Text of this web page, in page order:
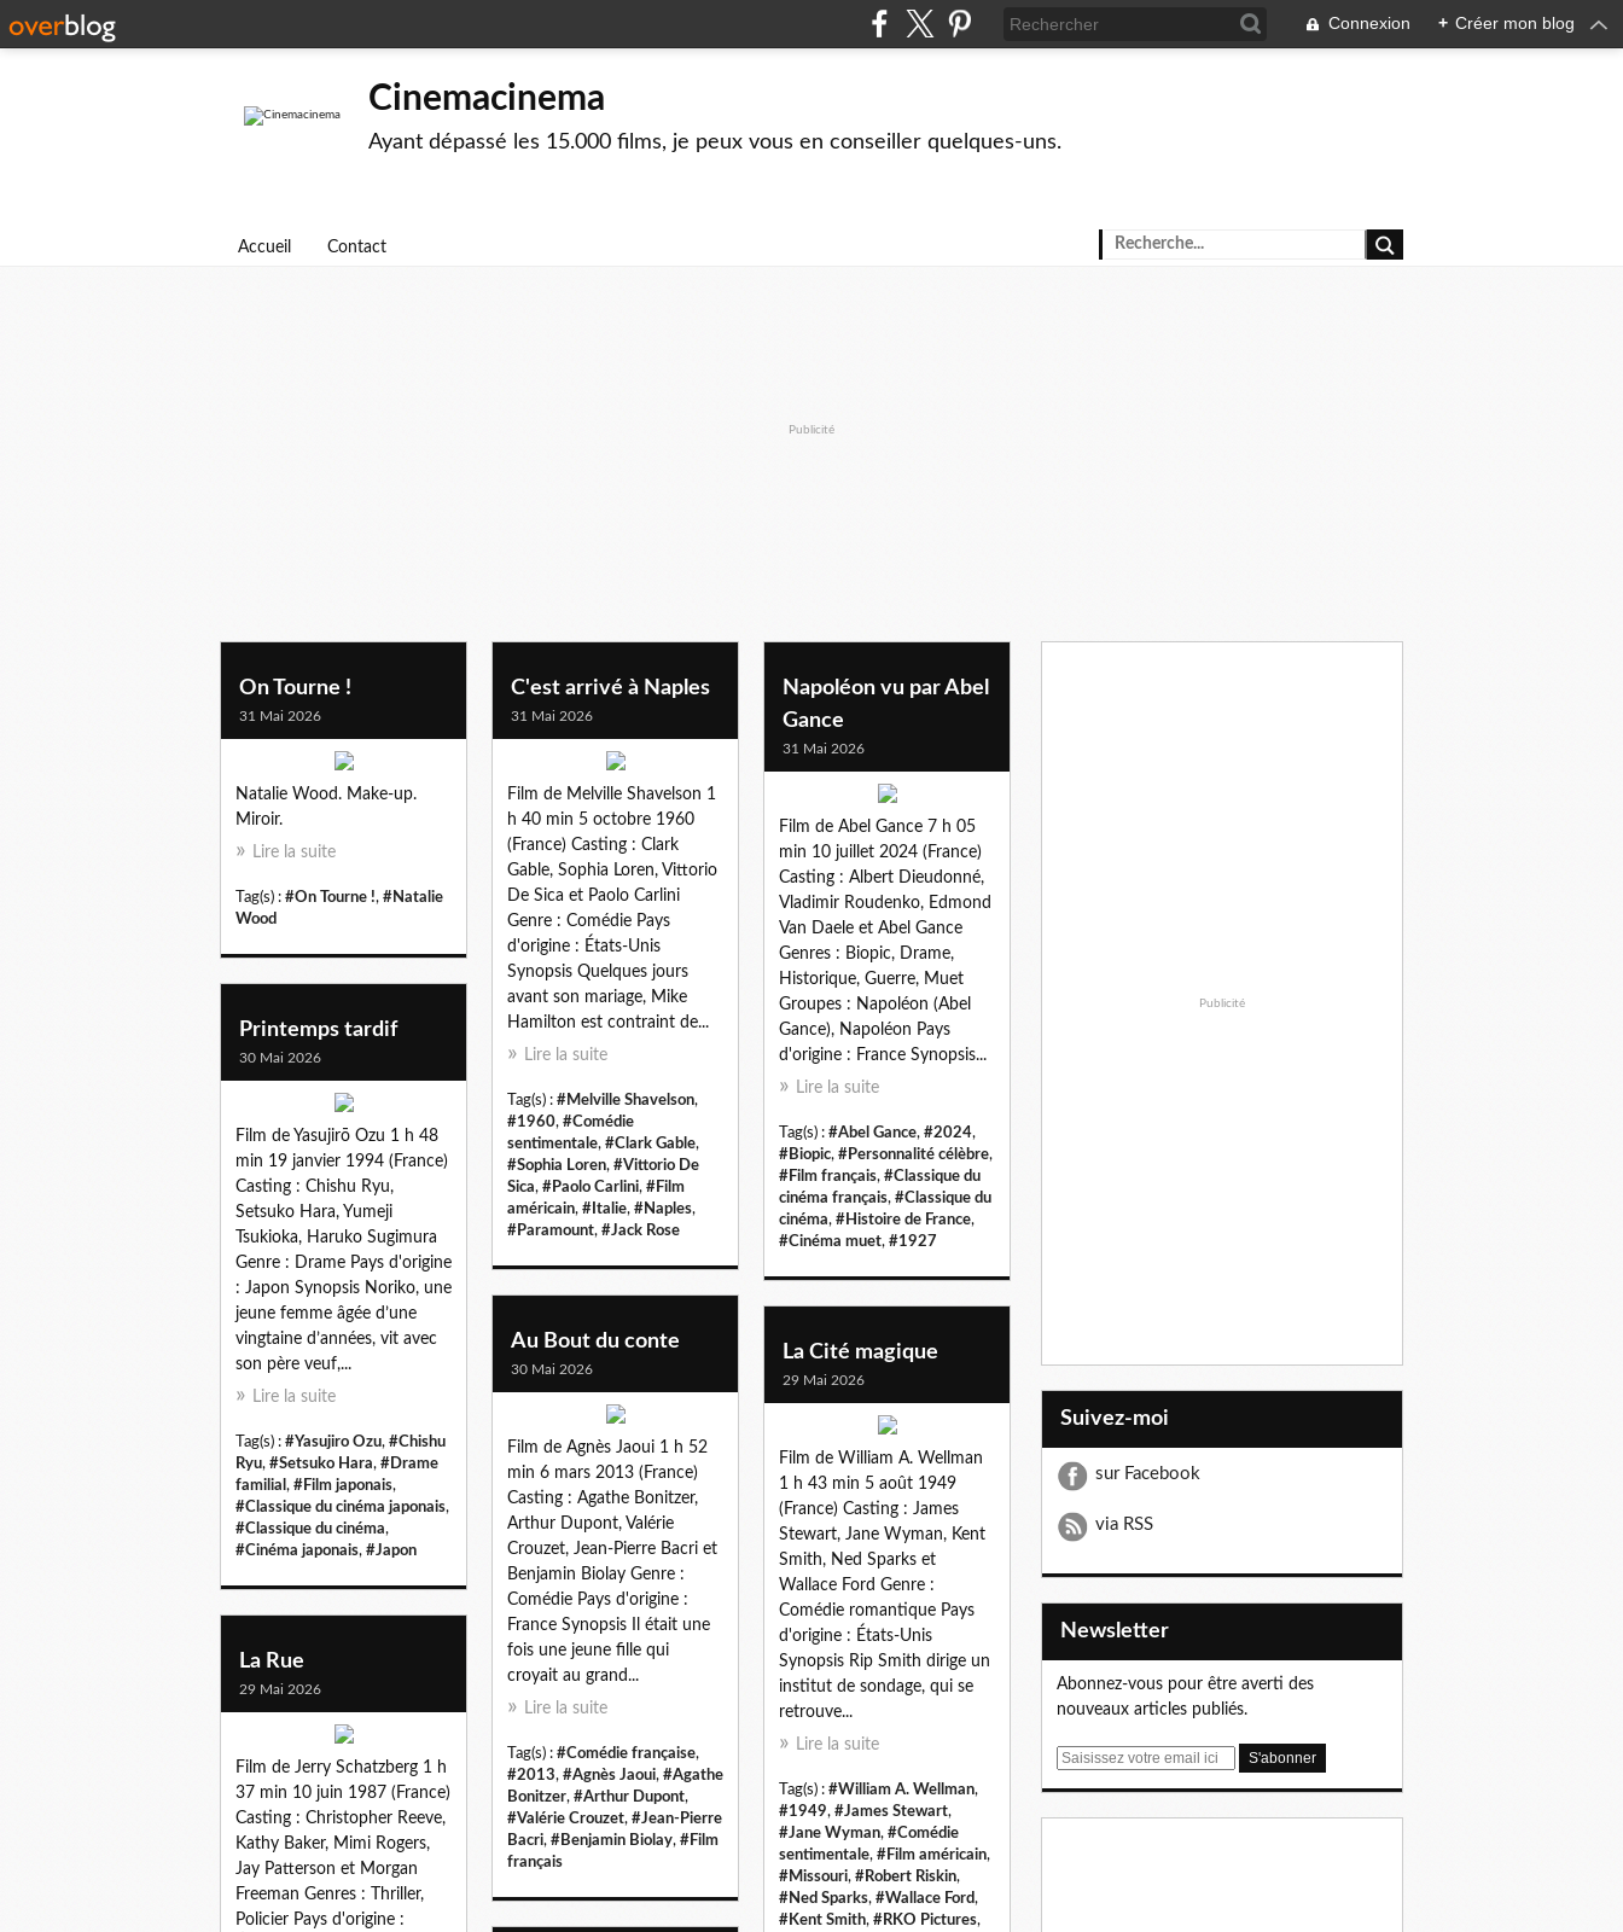
Connexion + Créer mon blog
Cinemacinema
Ayant dépassé les 15.000 films, je peux vous en conseiller quelques-uns.
Accueil Contact
Publicité
On Tourne !
31 Mai 2026
Natalie Wood. Make-up.
Miroir.
Lire la suite
Tag(s) : #On Tourne !, #Natalie
Wood
C'est arrivé à Naples
31 Mai 2026
Film de Melville Shavelson 1
h 40 min 5 octobre 1960
(France) Casting : Clark
Gable, Sophia Loren, Vittorio
De Sica et Paolo Carlini
Genre : Comédie Pays
d'origine : États-Unis
Synopsis Quelques jours
avant son mariage, Mike
Hamilton est contraint de...
Lire la suite
Tag(s) : #Melville Shavelson,
#1960, #Comédie
sentimentale, #Clark Gable,
#Sophia Loren, #Vittorio De
Sica, #Paolo Carlini, #Film
américain, #Italie, #Naples,
#Paramount, #Jack Rose
Napoléon vu par Abel
Gance
31 Mai 2026
Film de Abel Gance 7 h 05
min 10 juillet 2024 (France)
Casting : Albert Dieudonné,
Vladimir Roudenko, Edmond
Van Daele et Abel Gance
Genres : Biopic, Drame,
Historique, Guerre, Muet
Groupes : Napoléon (Abel
Gance), Napoléon Pays
d'origine : France Synopsis...
Lire la suite
Tag(s) : #Abel Gance, #2024,
#Biopic, #Personnalité célèbre,
#Film français, #Classique du
cinéma français, #Classique du
cinéma, #Histoire de France,
#Cinéma muet, #1927
Printemps tardif
30 Mai 2026
Film de Yasujirō Ozu 1 h 48
min 19 janvier 1994 (France)
Casting : Chishu Ryu,
Setsuko Hara, Yumeji
Tsukioka, Haruko Sugimura
Genre : Drame Pays d'origine
: Japon Synopsis Noriko, une
jeune femme âgée d’une
vingtaine d’années, vit avec
son père veuf,...
Lire la suite
Tag(s) : #Yasujiro Ozu, #Chishu
Ryu, #Setsuko Hara, #Drame
familial , #Film japonais,
#Classique du cinéma japonais,
#Classique du cinéma,
#Cinéma japonais, #Japon
Au Bout du conte
30 Mai 2026
Film de Agnès Jaoui 1 h 52
min 6 mars 2013 (France)
Casting : Agathe Bonitzer,
Arthur Dupont, Valérie
Crouzet, Jean-Pierre Bacri et
Benjamin Biolay Genre :
Comédie Pays d'origine :
France Synopsis Il était une
fois une jeune fille qui
croyait au grand...
Lire la suite
Tag(s) : #Comédie française,
#2013, #Agnès Jaoui, #Agathe
Bonitzer, #Arthur Dupont,
#Valérie Crouzet, #Jean-Pierre
Bacri, #Benjamin Biolay, #Film
français
La Cité magique
29 Mai 2026
Film de William A. Wellman
1 h 43 min 5 août 1949
(France) Casting : James
Stewart, Jane Wyman, Kent
Smith, Ned Sparks et
Wallace Ford Genre :
Comédie romantique Pays
d'origine : États-Unis
Synopsis Rip Smith dirige un
institut de sondage, qui se
retrouve...
Lire la suite
Tag(s) : #William A. Wellman,
#1949, #James Stewart,
#Jane Wyman, #Comédie
sentimentale, #Film américain,
#Missouri, #Robert Riskin,
#Ned Sparks, #Wallace Ford,
#Kent Smith, #RKO Pictures,
La Rue
29 Mai 2026
Film de Jerry Schatzberg 1 h
37 min 10 juin 1987 (France)
Casting : Christopher Reeve,
Kathy Baker, Mimi Rogers,
Jay Patterson et Morgan
Freeman Genres : Thriller,
Policier Pays d'origine :
Publicité
Suivez-moi
sur Facebook
via RSS
Newsletter
Abonnez-vous pour être averti des
nouveaux articles publiés.
E